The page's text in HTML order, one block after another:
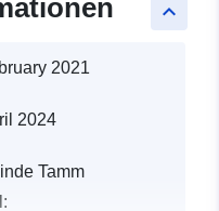
keyboard_arrow_up
2021
2024
Tamm